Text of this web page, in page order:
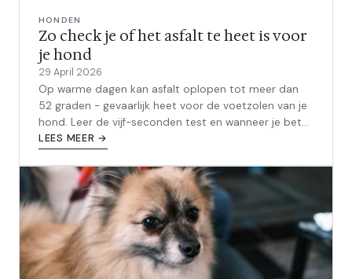
HONDEN
Zo check je of het asfalt te heet is voor
je hond
29 April 2026
Op warme dagen kan asfalt oplopen tot meer dan
52 graden - gevaarlijk heet voor de voetzolen van je
hond. Leer de vijf-seconden test en wanneer je beter
thuis blijft.
LEES MEER →